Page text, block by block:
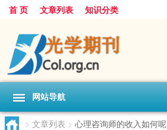
首 页 文章列表 知识分类
网站导航
> 文章列表 > 心理咨询师的收入如何呢